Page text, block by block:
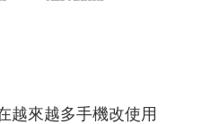
越來越多手機改使用